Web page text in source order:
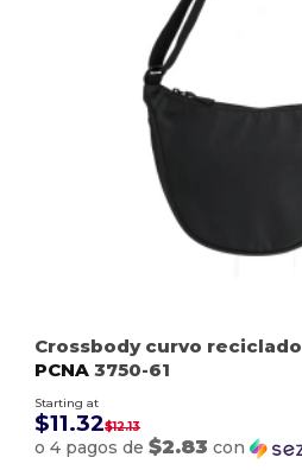
Crossbody curvo reciclado
PCNA 3750-61
Starting at
$11.32$12.13
o 4 pagos de$2.83 con